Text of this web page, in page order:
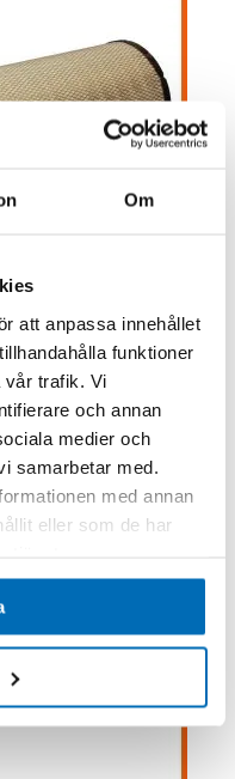
Om
att anpassa innehållet
funktioner
vår trafik. Vi
och annan
medier och
samarbetar med.
med annan
eller som de har